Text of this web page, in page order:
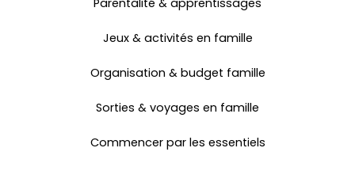
Parentalité & apprentissages
Jeux & activités en famille
Organisation & budget famille
Sorties & voyages en famille
Commencer par les essentiels